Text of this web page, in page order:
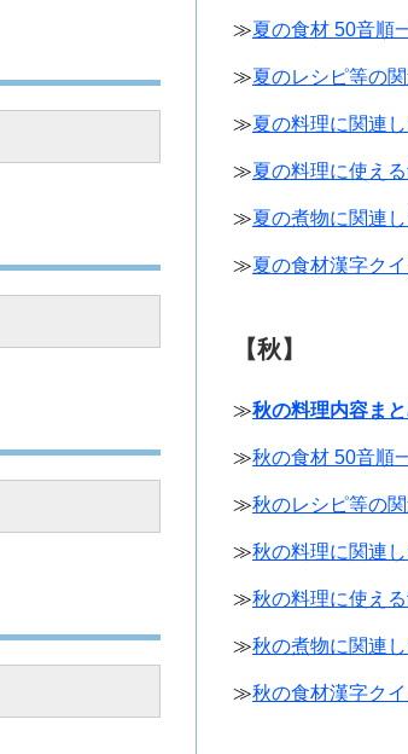
≫夏の食材 50音順
≫夏のレシピ等の
≫夏の料理に関連
≫夏の料理に使え
≫夏の煮物に関連
≫夏の食材漢字ク
【秋】
≫秋の料理内容ま
≫秋の食材 50音順
≫秋のレシピ等の
≫秋の料理に関連
≫秋の料理に使え
≫秋の煮物に関連
≫秋の食材漢字ク